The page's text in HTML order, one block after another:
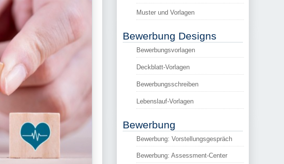
Muster und Vorlagen
Bewerbung Designs
Bewerbungsvorlagen
Deckblatt-Vorlagen
Bewerbungsschreiben
Lebenslauf-Vorlagen
Bewerbung
Bewerbung: Vorstellungsgespräch
Bewerbung: Assessment-Center